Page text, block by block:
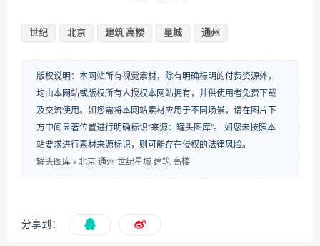
世纪 北京 建筑 高楼 星城 通州
版权说明：本网站所有视觉素材，除有明确标明的付费资源外，
均由本网站或版权所有人授权本网站拥有，并供使用者免费下载
及交流使用。如您需将本网站素材应用于不同场景，请在图片下
方中间显著位置进行明确标识“来源：罐头图库”。 如您未按照本
站要求进行素材来源标识，则可能存在侵权的法律风险。
罐头图库 » 北京 通州 世纪星城 建筑 高楼
分享到：